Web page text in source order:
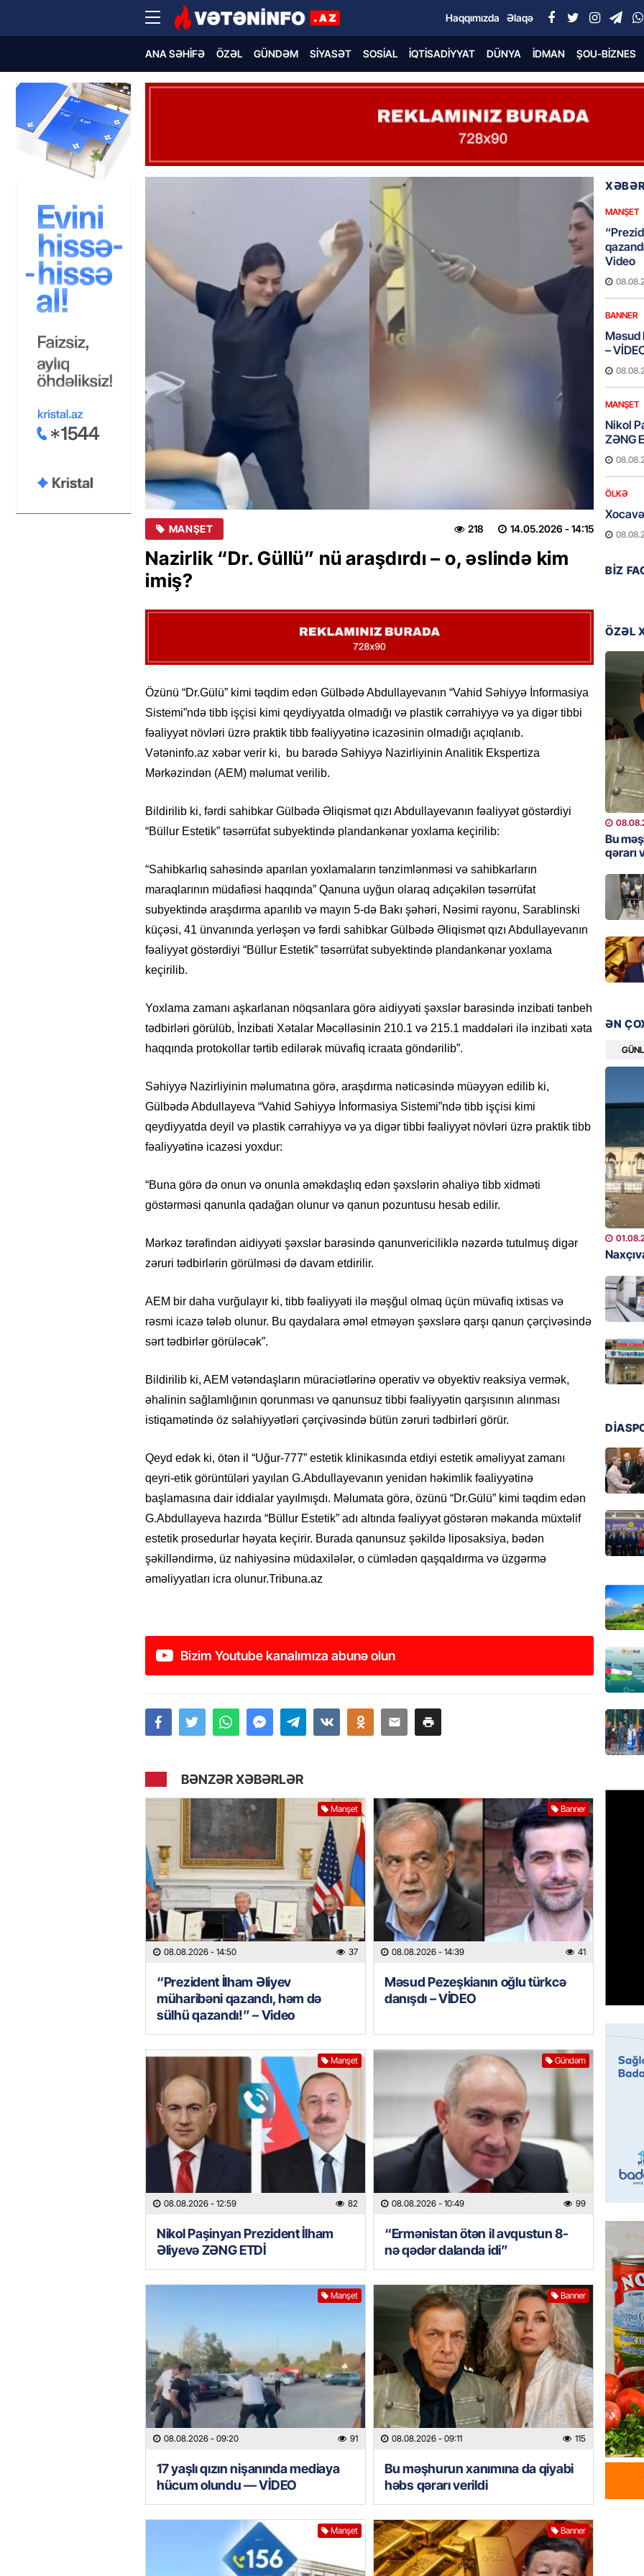
Haqqımızda Əlaqə
ANA SƏHIFƏ ÖZƏL GÜNDƏM SIYASƏT SOSIAL İQTISADIYYAT DÜNYA İDMAN ŞOU-BIZNES
MANŞET 14.05.2026 - 14:15
218
Nazirlik “Dr. Güllü” nü araşdırdı – o, əslində kim
imiş?
Özünü “Dr.Gülü” kimi təqdim edən Gülbədə Abdullayevanın “Vahid Səhiyyə İnformasiya
Sistemi”ndə tibb işçisi kimi qeydiyyatda olmadığı və plastik cərrahiyyə və ya digər tibbi
fəaliyyət növləri üzrə praktik tibb fəaliyyətinə icazəsinin olmadığı açıqlanıb.
Vətəninfo.az xəbər verir ki, bu barədə Səhiyyə Nazirliyinin Analitik Ekspertiza
Mərkəzindən (AEM) məlumat verilib.
Bildirilib ki, fərdi sahibkar Gülbədə Əliqismət qızı Abdullayevanın fəaliyyət göstərdiyi
“Büllur Estetik” təsərrüfat subyektində plandankənar yoxlama keçirilib:
“Sahibkarlıq sahəsində aparılan yoxlamaların tənzimlənməsi və sahibkarların
maraqlarının müdafiəsi haqqında” Qanuna uyğun olaraq adıçəkilən təsərrüfat
subyektində araşdırma aparılıb və mayın 5-də Bakı şəhəri, Nəsimi rayonu, Sarablinski
küçəsi, 41 ünvanında yerləşən və fərdi sahibkar Gülbədə Əliqismət qızı Abdullayevanın
fəaliyyət göstərdiyi “Büllur Estetik” təsərrüfat subyektində plandankənar yoxlama
keçirilib.
Yoxlama zamanı aşkarlanan nöqsanlara görə aidiyyəti şəxslər barəsində inzibati tənbeh
tədbirləri görülüb, İnzibati Xətalar Məcəlləsinin 210.1 və 215.1 maddələri ilə inzibati xəta
haqqında protokollar tərtib edilərək müvafiq icraata göndərilib”.
Səhiyyə Nazirliyinin məlumatına görə, araşdırma nəticəsində müəyyən edilib ki,
Gülbədə Abdullayeva “Vahid Səhiyyə İnformasiya Sistemi”ndə tibb işçisi kimi
qeydiyyatda deyil və plastik cərrahiyyə və ya digər tibbi fəaliyyət növləri üzrə praktik tibb
fəaliyyətinə icazəsi yoxdur:
“Buna görə də onun və onunla əməkdaşlıq edən şəxslərin əhaliyə tibb xidməti
göstərməsi qanunla qadağan olunur və qanun pozuntusu hesab edilir.
Mərkəz tərəfindən aidiyyəti şəxslər barəsində qanunvericiliklə nəzərdə tutulmuş digər
zəruri tədbirlərin görülməsi də davam etdirilir.
AEM bir daha vurğulayır ki, tibb fəaliyyəti ilə məşğul olmaq üçün müvafiq ixtisas və
rəsmi icazə tələb olunur. Bu qaydalara əməl etməyən şəxslərə qarşı qanun çərçivəsində
sərt tədbirlər görüləcək”.
Bildirilib ki, AEM vətəndaşların müraciətlərinə operativ və obyektiv reaksiya vermək,
əhalinin sağlamlığının qorunması və qanunsuz tibbi fəaliyyətin qarşısının alınması
istiqamətində öz səlahiyyətləri çərçivəsində bütün zəruri tədbirləri görür.
Qeyd edək ki, ötən il “Uğur-777” estetik klinikasında etdiyi estetik əməliyyat zamanı
qeyri-etik görüntüləri yayılan G.Abdullayevanın yenidən həkimlik fəaliyyətinə
başlamasına dair iddialar yayılmışdı. Məlumata görə, özünü “Dr.Gülü” kimi təqdim edən
G.Abdullayeva hazırda “Büllur Estetik” adı altında fəaliyyət göstərən məkanda müxtəlif
estetik prosedurlar həyata keçirir. Burada qanunsuz şəkildə liposaksiya, bədən
şəkilləndirmə, üz nahiyəsinə müdaxilələr, o cümlədən qaşqaldırma və üzgərmə
əməliyyatları icra olunur.Tribuna.az
Bizim Youtube kanalımıza abunə olun
BƏNZƏR XƏBƏRLƏR
Manşet
08.08.2026 - 14:50 37
“Prezident İlham Əliyev
müharibəni qazandı, həm də
sülhü qazandı!” – Video
Banner
08.08.2026 - 14:39 41
Məsud Pezeşkianın oğlu türkcə
danışdı – VİDEO
Manşet
08.08.2026 - 12:59 82
Nikol Paşinyan Prezident İlham
Əliyevə ZƏNG ETDİ
Gündəm
08.08.2026 - 10:49 99
“Ermənistan ötən il avqustun 8-
nə qədər dalanda idi”
Manşet
08.08.2026 - 09:20 91
17 yaşlı qızın nişanında mediaya
hücum olundu — VİDEO
Banner
08.08.2026 - 09:11 115
Bu məşhurun xanımına da qiyabi
həbs qərarı verildi
Manşet Banner
MANŞET
Video
BANNER
Məsud
–
MANŞET
Nikol
ZƏNG
ÖLKƏ
GÜNDƏM
ŞOU-
GÜNDƏM
18 il
MANŞET
17
olundu
Bu
qərarı
həkim
şikayət
işıq?
GÜNDƏM
Hərbi
DÜNYA
95
bağlı
günə
Çin
MANŞET
“Birgə
İDMAN
GÜNDƏM
Dosye
sazişi
imtina
ÖZƏL
İki
ETDİ:
GÜNDƏM
olacaq
REKLAM
BIZ
ÖZƏL
Bu
qərarı
ƏN